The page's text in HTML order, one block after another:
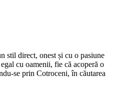
stil direct, onest și cu o pasiune
cu oamenii, fie că acoperă o
se prin Cotroceni, în căutarea